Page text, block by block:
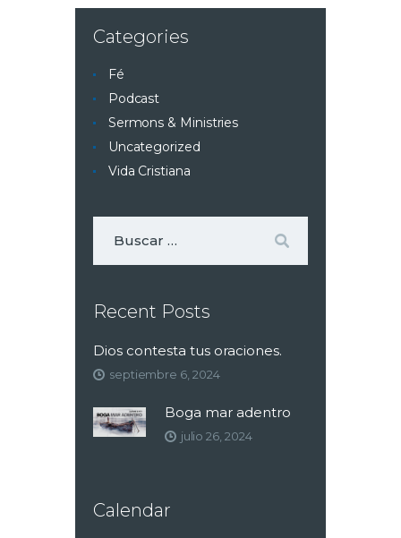
Categories
Fé
Podcast
Sermons & Ministries
Uncategorized
Vida Cristiana
Recent Posts
Dios contesta tus oraciones.
septiembre 6, 2024
Boga mar adentro
julio 26, 2024
Calendar